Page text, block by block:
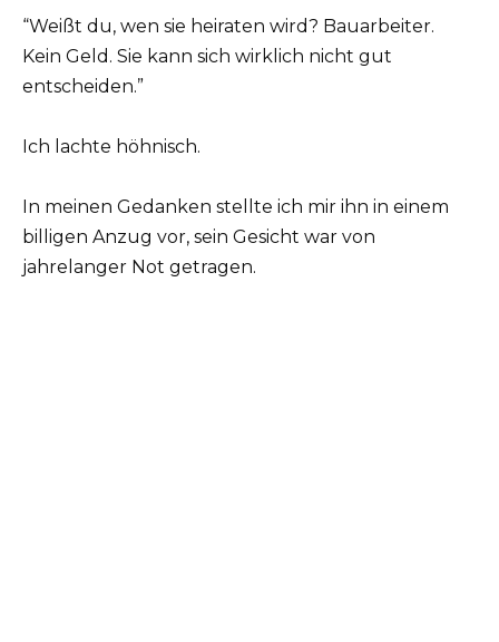
“Weißt du, wen sie heiraten wird? Bauarbeiter.
Kein Geld. Sie kann sich wirklich nicht gut
entscheiden.”
Ich lachte höhnisch.
In meinen Gedanken stellte ich mir ihn in einem
billigen Anzug vor, sein Gesicht war von
jahrelanger Not getragen.